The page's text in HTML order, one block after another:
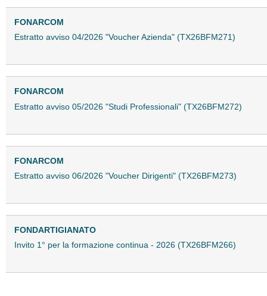
FONARCOM
Estratto avviso 04/2026 "Voucher Azienda" (TX26BFM271)
FONARCOM
Estratto avviso 05/2026 "Studi Professionali" (TX26BFM272)
FONARCOM
Estratto avviso 06/2026 "Voucher Dirigenti" (TX26BFM273)
FONDARTIGIANATO
Invito 1° per la formazione continua - 2026 (TX26BFM266)